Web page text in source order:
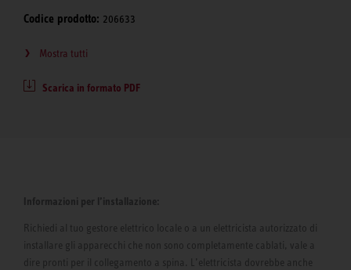
Codice prodotto: 206633
Mostra tutti
Scarica in formato PDF
Informazioni per l’installazione:
Richiedi al tuo gestore elettrico locale o a un elettricista autorizzato di
installare gli apparecchi che non sono completamente cablati, vale a
dire pronti per il collegamento a spina. L’elettricista dovrebbe anche